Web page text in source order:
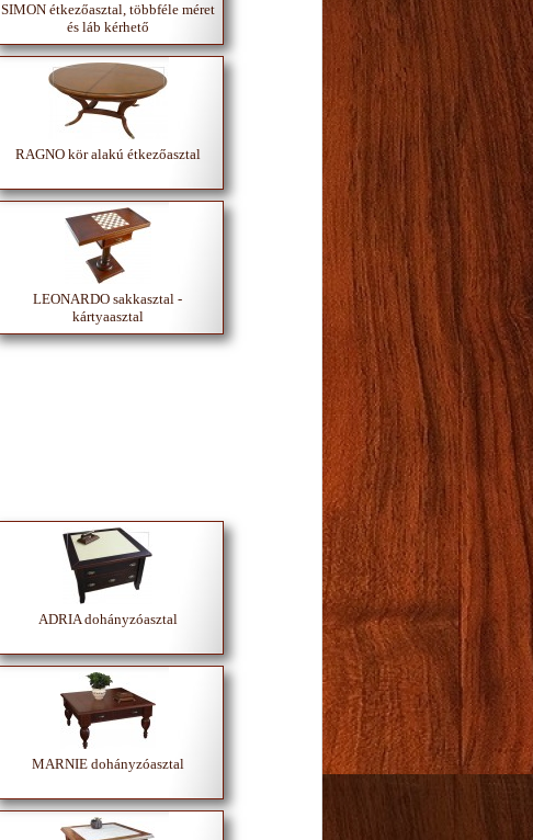
SIMON étkezőasztal, többféle méret
és láb kérhető
RAGNO kör alakú étkezőasztal
LEONARDO sakkasztal -
kártyaasztal
ADRIA dohányzóasztal
MARNIE dohányzóasztal